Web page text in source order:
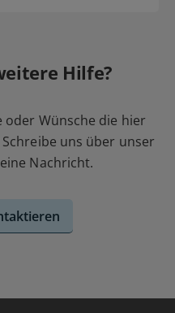
Hilfe?
oder Wünsche die hier
uns über unser
eine Nachricht.